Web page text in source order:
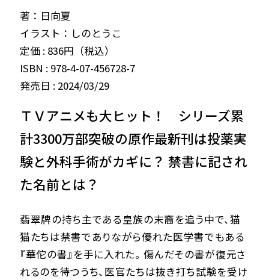
著：日向夏
イラスト：しのとうこ
定価 : 836円（税込）
ISBN : 978-4-07-456728-7
発売日 : 2024/03/29
ＴＶアニメも大ヒット！ シリーズ累
計3300万部突破の原作最新刊は投薬実
験と外科手術がカギに？ 禁書に記され
た名前とは？
翡翠牌の持ち主である皇族の末裔を追う中で、猫
猫たちは禁書でありながら優れた医学書でもある
『華佗の書』を手に入れた。 傷んだその書が復元さ
れるのを待つうち、医官たちは抜き打ち試験を受け